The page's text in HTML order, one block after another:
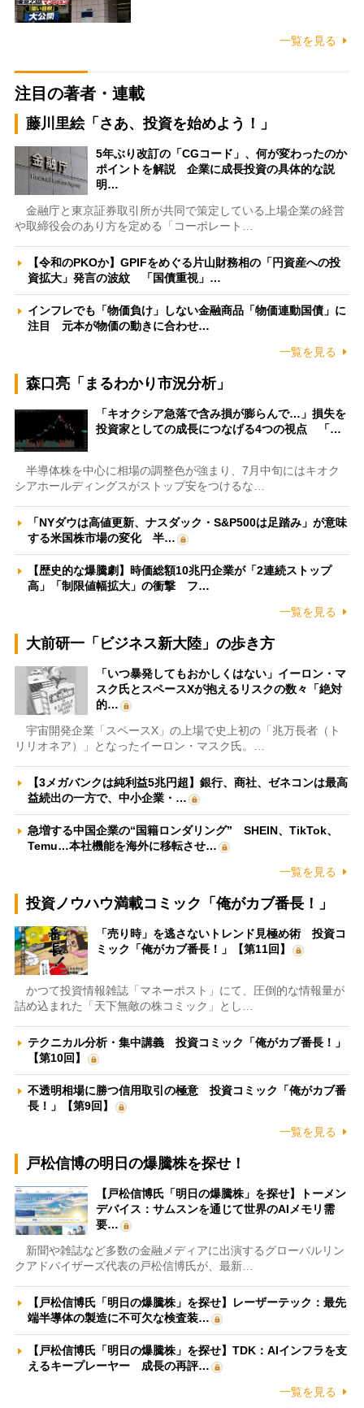
一覧を見る
注目の著者・連載
藤川里絵「さあ、投資を始めよう！」
5年ぶり改訂の「CGコード」、何が変わったのか
ポイントを解説 企業に成長投資の具体的な説
明…
金融庁と東京証券取引所が共同で策定している上場企業の経営
や取締役会のあり方を定める「コーポレート…
【令和のPKOか】GPIFをめぐる片山財務相の「円資産への投
資拡大」発言の波紋 「国債重視」…
インフレでも「物価負け」しない金融商品「物価連動国債」に
注目 元本が物価の動きに合わせ…
一覧を見る
森口亮「まるわかり市況分析」
「キオクシア急落で含み損が膨らんで…」損失を
投資家としての成長につなげる4つの視点 「…
半導体株を中心に相場の調整色が強まり、7月中旬にはキオク
シアホールディングスがストップ安をつけるな…
「NYダウは高値更新、ナスダック・S&P500は足踏み」が意味
する米国株市場の変化 半…
【歴史的な爆騰劇】時価総額10兆円企業が「2連続ストップ
高」「制限値幅拡大」の衝撃 フ…
一覧を見る
大前研一「ビジネス新大陸」の歩き方
「いつ暴発してもおかしくはない」イーロン・マ
スク氏とスペースXが抱えるリスクの数々「絶対
的…
宇宙開発企業「スペースX」の上場で史上初の「兆万長者（ト
リリオネア）」となったイーロン・マスク氏。…
【3メガバンクは純利益5兆円超】銀行、商社、ゼネコンは最高
益続出の一方で、中小企業・…
急増する中国企業の“国籍ロンダリング” SHEIN、TikTok、
Temu…本社機能を海外に移転させ…
一覧を見る
投資ノウハウ満載コミック「俺がカブ番長！」
「売り時」を逃さないトレンド見極め術 投資コ
ミック「俺がカブ番長！」【第11回】
かつて投資情報雑誌「マネーポスト」にて、圧倒的な情報量が
詰め込まれた「天下無敵の株コミック」とし…
テクニカル分析・集中講義 投資コミック「俺がカブ番長！」
【第10回】
不透明相場に勝つ信用取引の極意 投資コミック「俺がカブ番
長！」【第9回】
一覧を見る
戸松信博の明日の爆騰株を探せ！
【戸松信博氏「明日の爆騰株」を探せ】トーメン
デバイス：サムスンを通じて世界のAIメモリ需
要…
新聞や雑誌など多数の金融メディアに出演するグローバルリン
クアドバイザーズ代表の戸松信博氏が、最新…
【戸松信博氏「明日の爆騰株」を探せ】レーザーテック：最先
端半導体の製造に不可欠な検査装…
【戸松信博氏「明日の爆騰株」を探せ】TDK：AIインフラを支
えるキープレーヤー 成長の再評…
一覧を見る